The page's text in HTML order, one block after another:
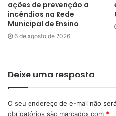
Cultura
As atividades promovidas
Cultura (SMC) começam às
Coro do Projeto Vozes,
do Idoso e à Associação de
CORRE. Às 16h30, será a vez
apresentação de Pagode
ações de prevenção a
incêndios na Rede
Municipal de Ensino
6 de agosto de 2026
Deixe uma resposta
O seu endereço de e-mail não
obrigatórios são marcados com *